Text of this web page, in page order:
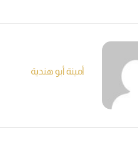
أمينة أبو هندية